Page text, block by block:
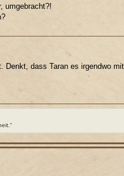
umgebracht?!
dass Taran es irgendwo